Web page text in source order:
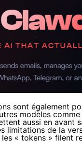
sont également
modèles
aussi en avant
limitations de la
« tokens » filent